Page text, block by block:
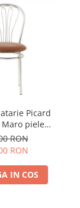
Picard
Maro piele
RON
RON
IN COS